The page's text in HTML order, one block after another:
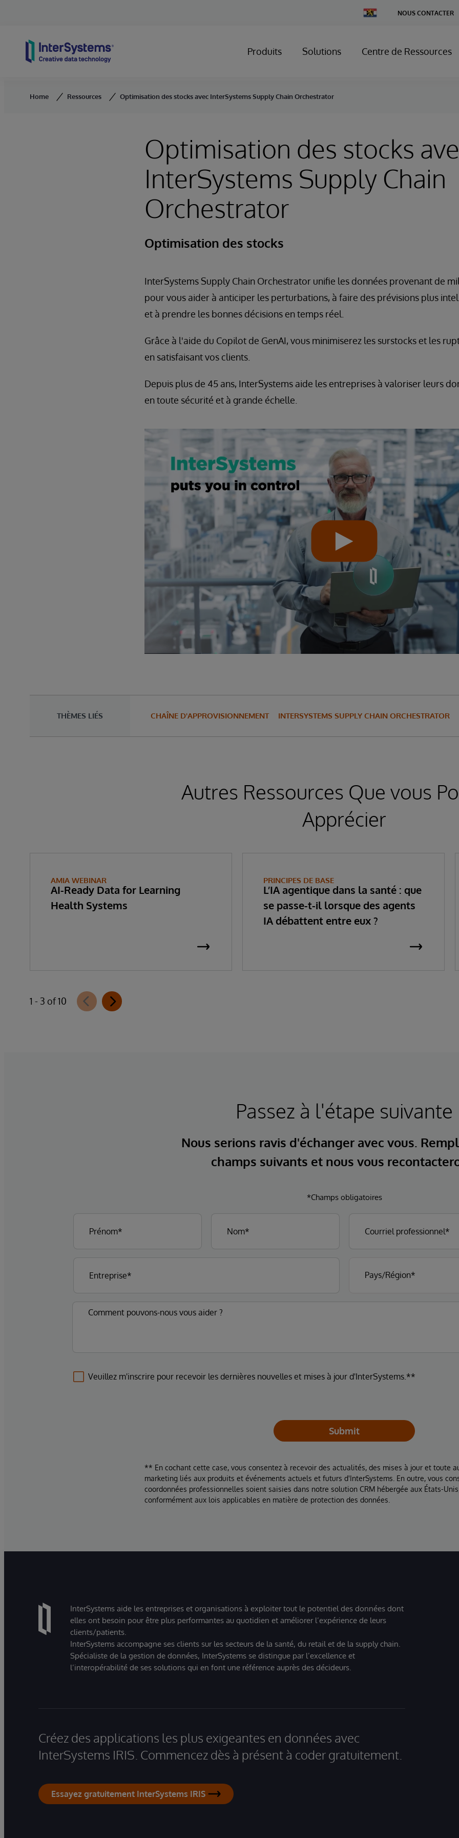
Change
Country
NOUS CONTACTER
Produits Solutions Centre de Ressources
Home Ressources Optimisation des stocks avec InterSystems Supply Chain Orchestrator
Optimisation des stocks
InterSystems Supply Chain
Orchestrator
Optimisation des stocks
InterSystems Supply Chain Orchestrator unifie les données provenant de
pour vous aider à anticiper les perturbations, à faire des prévisions plus
et à prendre les bonnes décisions en temps réel.
Grâce à l'aide du Copilot de GenAI, vous minimiserez les surstocks et les
en satisfaisant vos clients.
Depuis plus de 45 ans, InterSystems aide les entreprises à valoriser leurs
en toute sécurité et à grande échelle.
THÈMES LIÉS CHAÎNE D'APPROVISIONNEMENT INTERSYSTEMS SUPPLY CHAIN ORCHESTRATOR
Autres Ressources Que vous
Apprécier
AMIA WEBINAR
AI-Ready Data for Learning
Health Systems
PRINCIPES DE BASE
L’IA agentique dans la santé : que
se passe-t-il lorsque des agents
IA débattent entre eux ?
1 - 3 of 10
Passez à l'étape suivante
Nous serions ravis d'échanger avec vous.
champs suivants et nous vous
*Champs obligatoires
Veuillez m'inscrire pour recevoir les dernières nouvelles et mises à jour d'InterSystems.**
Submit
** En cochant cette case, vous consentez à recevoir des actualités, des mises à jour et toute
marketing liés aux produits et événements actuels et futurs d'InterSystems. En outre, vous
coordonnées professionnelles soient saisies dans notre solution CRM hébergée aux États-
conformément aux lois applicables en matière de protection des données.
InterSystems aide les entreprises et organisations à exploiter tout le potentiel des données dont
elles ont besoin pour être plus performantes au quotidien et améliorer l’expérience de leurs
clients/patients.
InterSystems accompagne ses clients sur les secteurs de la santé, du retail et de la supply chain.
Spécialiste de la gestion de données, InterSystems se distingue par l’excellence et
l’interopérabilité de ses solutions qui en font une référence auprès des décideurs.
Créez des applications les plus exigeantes en données avec
InterSystems IRIS. Commencez dès à présent à coder gratuitement.
Essayez gratuitement InterSystems IRIS